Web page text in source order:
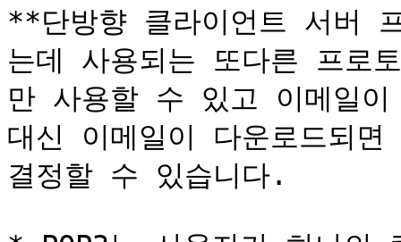
**단방향 클라이언트 서버
는데 사용되는 또다른 프로
만 사용할 수 있고 이메일
대신 이메일이 다운로드되
결정할 수 있습니다.